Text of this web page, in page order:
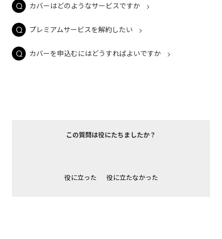
カバーはどのようなサービスですか
プレミアムサービスを解約したい
カバーを申込むにはどうすればよいですか
この質問は役にたちましたか？
役に立った 役に立たなかった